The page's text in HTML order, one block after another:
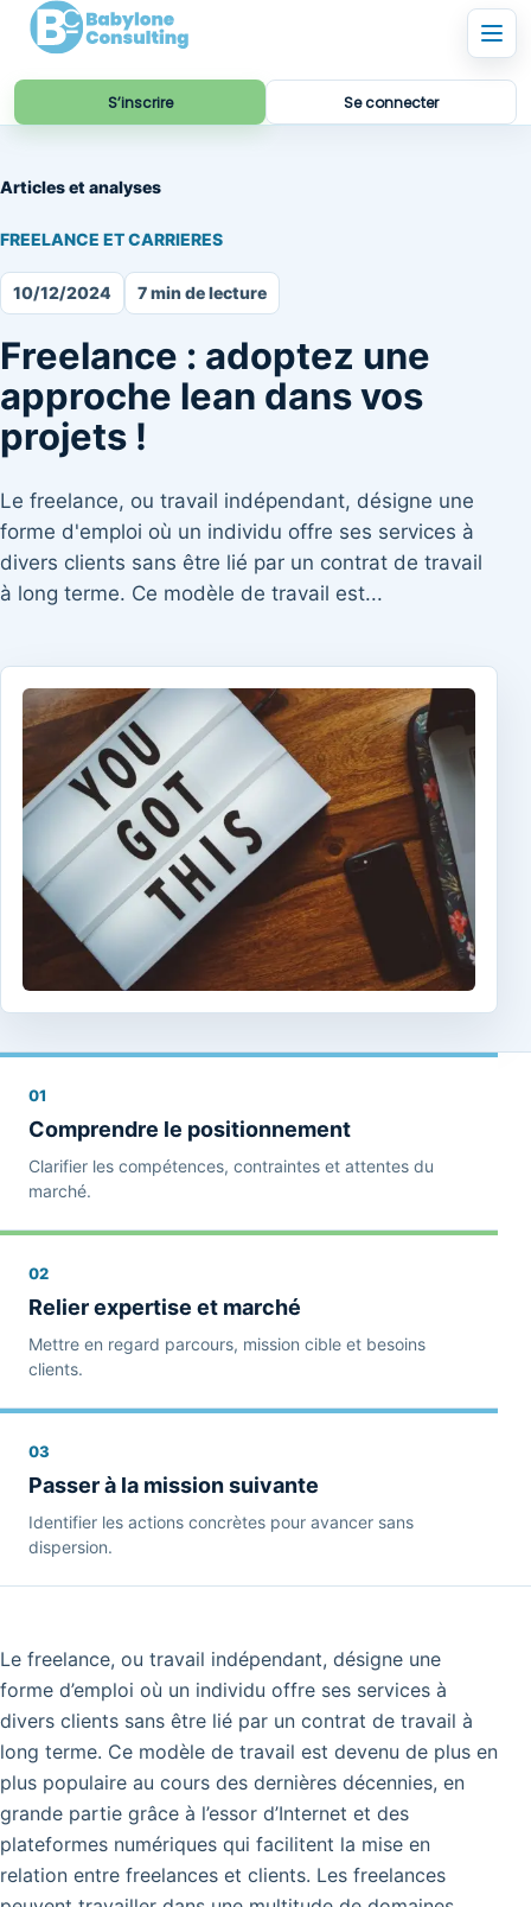
S’inscrire Se connecter
Articles et analyses
FREELANCE ET CARRIERES
10/12/2024 7 min de lecture
Freelance : adoptez une
approche lean dans vos
projets !
Le freelance, ou travail indépendant, désigne une
forme d'emploi où un individu offre ses services à
divers clients sans être lié par un contrat de travail
à long terme. Ce modèle de travail est...
01
Comprendre le positionnement
Clarifier les compétences, contraintes et attentes du
marché.
02
Relier expertise et marché
Mettre en regard parcours, mission cible et besoins
clients.
03
Passer à la mission suivante
Identifier les actions concrètes pour avancer sans
dispersion.
Le freelance, ou travail indépendant, désigne une
forme d’emploi où un individu offre ses services à
divers clients sans être lié par un contrat de travail à
long terme. Ce modèle de travail est devenu de plus en
plus populaire au cours des dernières décennies, en
grande partie grâce à l’essor d’Internet et des
plateformes numériques qui facilitent la mise en
relation entre freelances et clients. Les freelances